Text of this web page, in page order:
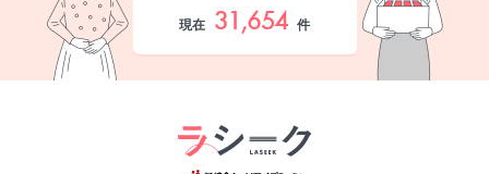
現在 31,654 件